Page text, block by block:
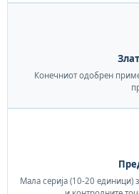
Конечниот одобрен
Мала серија (10-20 единици)